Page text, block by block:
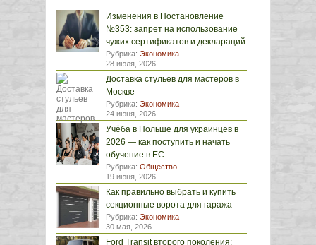
Изменения в Постановление
№353: запрет на использование
чужих сертификатов и деклараций
Рубрика: Экономика
28 июля, 2026
Доставка стульев для мастеров в
Москве
Рубрика: Экономика
24 июня, 2026
Учёба в Польше для украинцев в
2026 — как поступить и начать
обучение в ЕС
Рубрика: Общество
19 июня, 2026
Как правильно выбрать и купить
секционные ворота для гаража
Рубрика: Экономика
30 мая, 2026
Ford Transit второго поколения: